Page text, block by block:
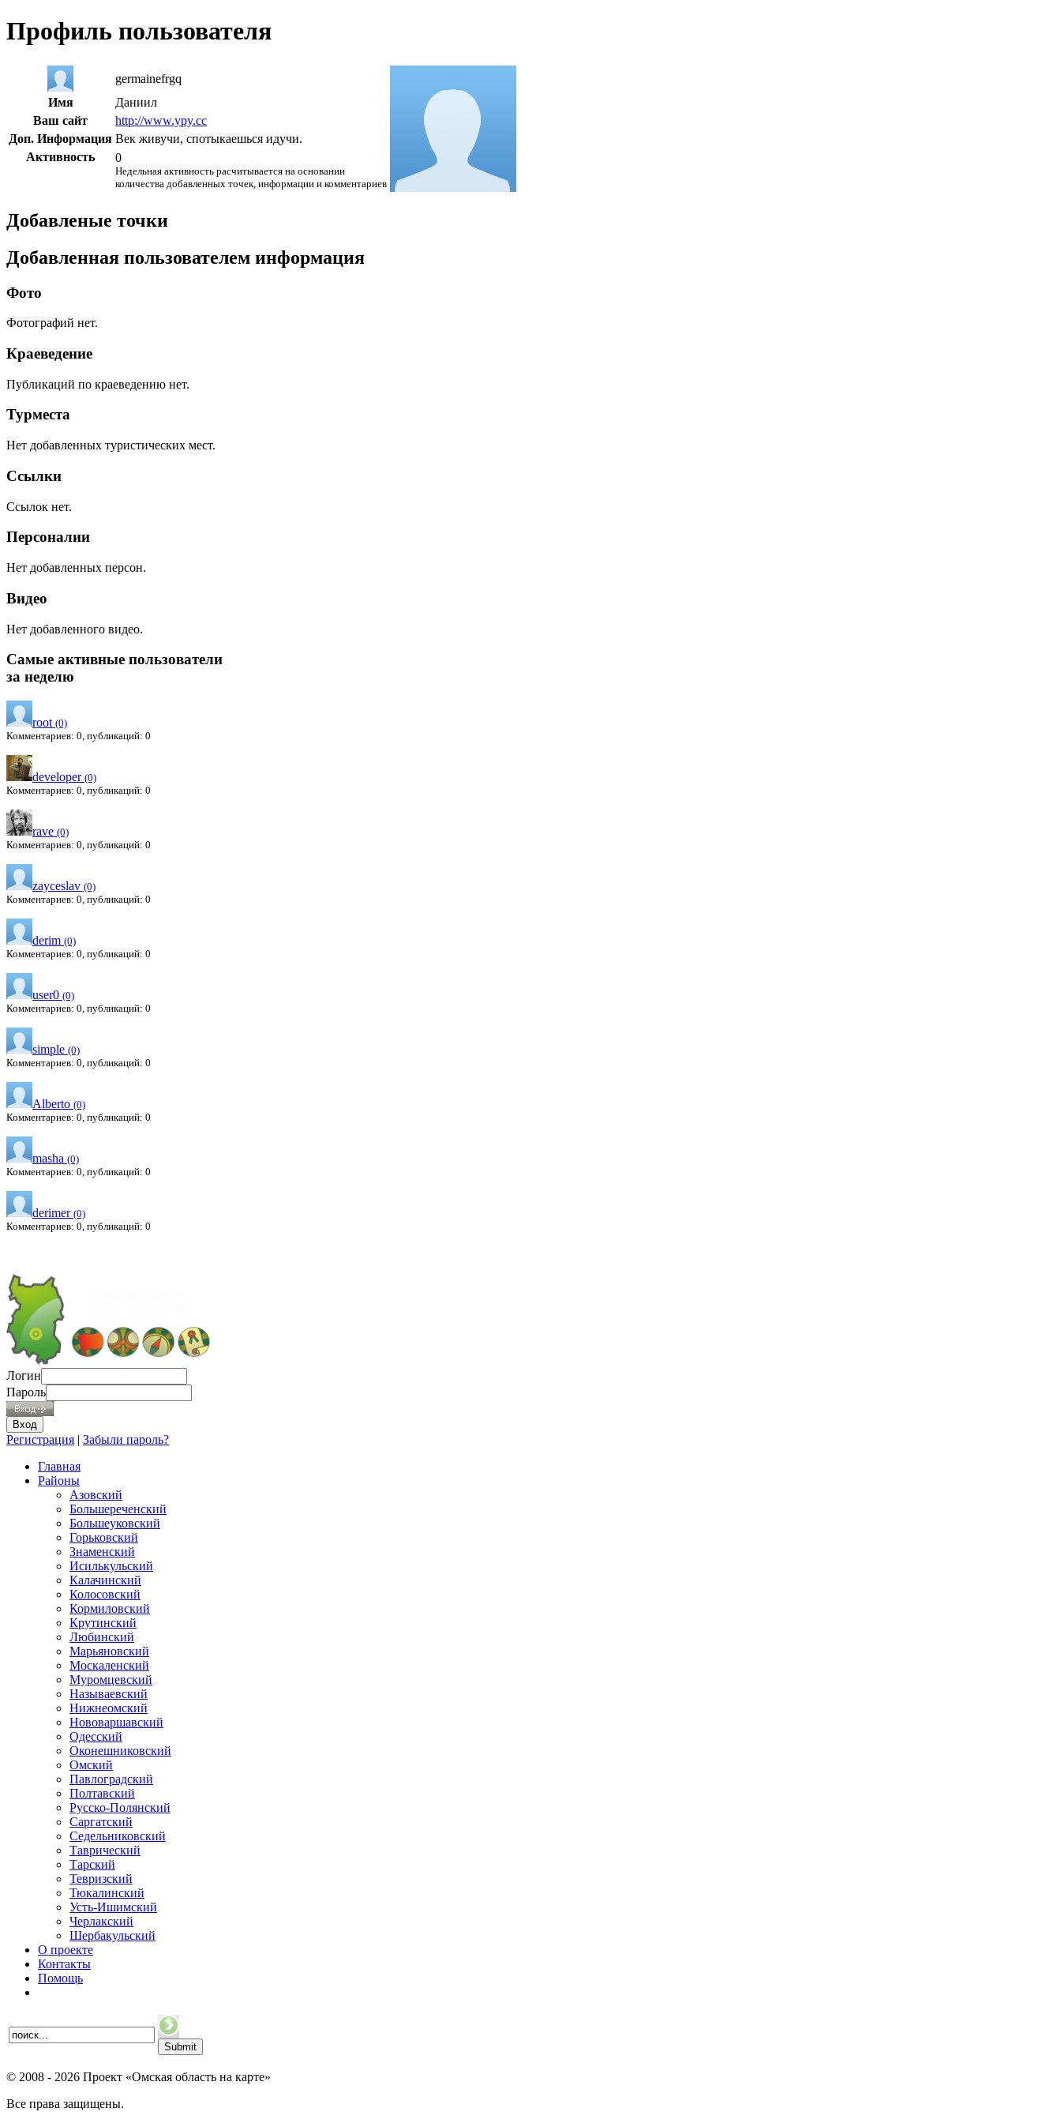
Профиль пользователя
germainefrgq
Имя
Даниил
Ваш сайт
http://www.ypy.cc
Доп. Информация Век живучи, спотыкаешься идучи.
Активность
0
Недельная активность расчитывается на основании
количества добавленных точек, информации и комментариев
Добавленые точки
Добавленная пользователем информация
Фото
Фотографий нет.
Краеведение
Публикаций по краеведению нет.
Турместа
Нет добавленных туристических мест.
Ссылки
Ссылок нет.
Персоналии
Нет добавленных персон.
Видео
Нет добавленного видео.
Самые активные пользователи
за неделю
root (0)
Комментариев: 0, публикаций: 0
developer (0)
Комментариев: 0, публикаций: 0
rave (0)
Комментариев: 0, публикаций: 0
zayceslav (0)
Комментариев: 0, публикаций: 0
derim (0)
Комментариев: 0, публикаций: 0
user0 (0)
Комментариев: 0, публикаций: 0
simple (0)
Комментариев: 0, публикаций: 0
Alberto (0)
Комментариев: 0, публикаций: 0
masha (0)
Комментариев: 0, публикаций: 0
derimer (0)
Комментариев: 0, публикаций: 0
Логин
Пароль
Регистрация | Забыли пароль?
Главная
Районы
Азовский
Большереченский
Большеуковский
Горьковский
Знаменский
Исилькульский
Калачинский
Колосовский
Кормиловский
Крутинский
Любинский
Марьяновский
Москаленский
Муромцевский
Называевский
Нижнеомский
Нововаршавский
Одесский
Оконешниковский
Омский
Павлоградский
Полтавский
Русско-Полянский
Саргатский
Седельниковский
Таврический
Тарский
Тевризский
Тюкалинский
Усть-Ишимский
Черлакский
Шербакульский
О проекте
Контакты
Помощь
© 2008 - 2026 Проект «Омская область на карте»
Все права защищены.